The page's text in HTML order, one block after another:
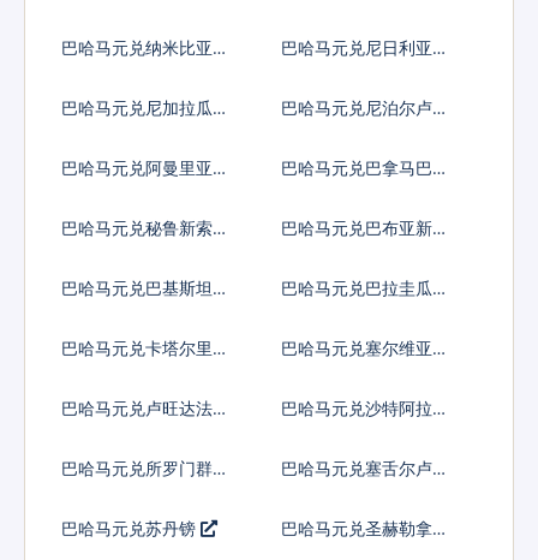
巴哈马元兑纳米比亚元
巴哈马元兑尼日利亚奈
巴哈马元兑尼加拉瓜科
巴哈马元兑尼泊尔卢比
巴哈马元兑阿曼里亚尔
巴哈马元兑巴拿马巴波
巴哈马元兑秘鲁新索尔
巴哈马元兑巴布亚新几
巴哈马元兑巴基斯坦卢
巴哈马元兑巴拉圭瓜拉
巴哈马元兑卡塔尔里亚
巴哈马元兑塞尔维亚第
巴哈马元兑卢旺达法郎 巴哈马元兑沙特阿拉伯
巴哈马元兑所罗门群岛
巴哈马元兑塞舌尔卢比
巴哈马元兑苏丹镑 巴哈马元兑圣赫勒拿镑